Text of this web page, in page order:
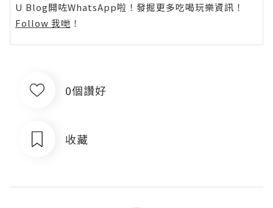
U Blog開咗WhatsApp啦！發掘更多吃喝玩樂資訊！
Follow 我哋 ！
0個讚好
收藏